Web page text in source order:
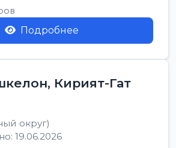
Подробнее
Кирият-Гат
округ)
19.06.2026